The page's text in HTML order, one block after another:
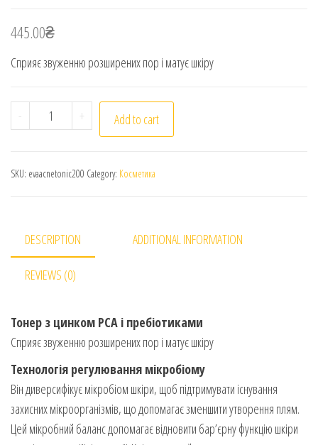
445.00₴
Сприяє звуженню розширених пор і матує шкіру
- Eva Skin Clinic Acne-Prone. Тонік проти акне 200мл
+ Add to cart
SKU: evaacnetonic200 Category: Косметика
DESCRIPTION ADDITIONAL INFORMATION
REVIEWS (0)
Тонер з цинком PCA і пребіотиками
Сприяє звуженню розширених пор і матує шкіру
Технологія регулювання мікробіому
Він диверсифікує мікробіом шкіри, щоб підтримувати існування
захисних мікроорганізмів, що допомагає зменшити утворення плям.
Цей мікробний баланс допомагає відновити бар’єрну функцію шкіри